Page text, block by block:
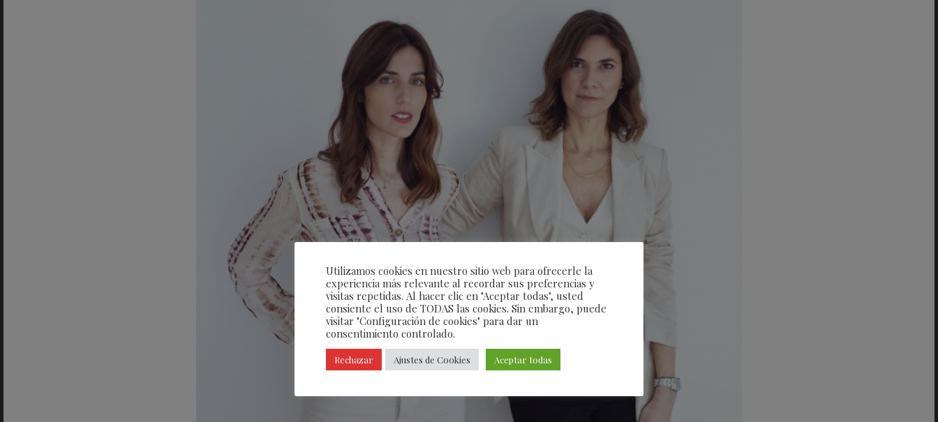
Utilizamos cookies en nuestro sitio web para ofrecerle la
experiencia más relevante al recordar sus preferencias y
visitas repetidas. Al hacer clic en "Aceptar todas", usted
consiente el uso de TODAS las cookies. Sin embargo, puede
visitar "Configuración de cookies" para dar un
consentimiento controlado.
Rechazar Ajustes de Cookies Aceptar todas